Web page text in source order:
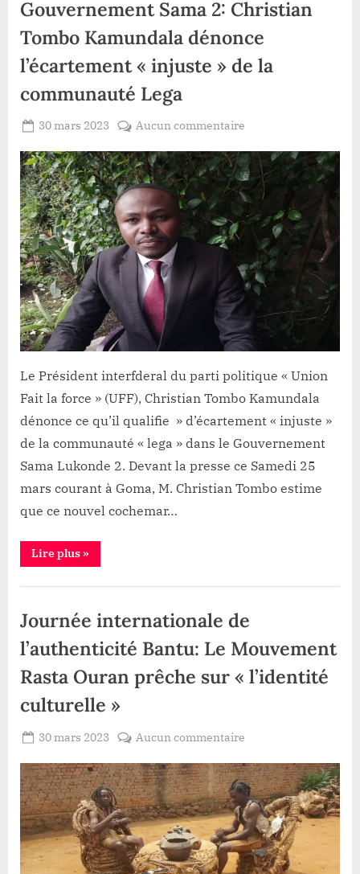
populaire
ce
samedi
à
Gouvernement Sama 2: Christian
Tombo Kamundala dénonce
l’écartement « injuste » de la
communauté Lega
Posted
30 mars 2023
Lacloche
Aucun commentaire
Sama
2:
Christian
Tombo
Kamundala
dénonce
l’écartement
«
injuste
»
de
communauté
Lega
Le Président interfderal du parti politique « Union
Fait la force » (UFF), Christian Tombo Kamundala
dénonce ce qu’il qualifie » d’écartement « injuste »
de la communauté « lega » dans le Gouvernement
Sama Lukonde 2. Devant la presse ce Samedi 25
mars courant à Goma, M. Christian Tombo estime
que ce nouvel cochemar…
Lire plus“Gouvernement
Sama
Christian
dénonce
l’écartement
«
injuste
de
la
communauté
Lega”
»
Journée internationale de
l’authenticité Bantu: Le Mouvement
Rasta Ouran prêche sur « l’identité
culturelle »
Posted
30 mars 2023
Lacloche
Aucun commentaire
internationale
de
l’authenticité
Bantu:
Le
Mouvement